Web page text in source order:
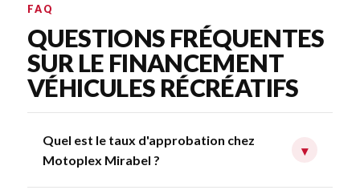
FAQ
QUESTIONS FRÉQUENTES
SUR LE FINANCEMENT
VÉHICULES RÉCRÉATIFS
Quel est le taux d'approbation chez
Motoplex Mirabel ?
▾